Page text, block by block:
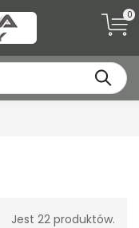
0
Jest 22 produktów.